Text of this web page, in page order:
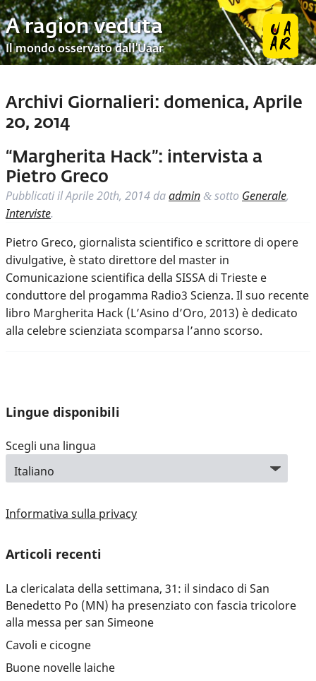
A ragion veduta
Il mondo osservato dall’Uaar
Archivi Giornalieri: domenica, Aprile
20, 2014
“Margherita Hack”: intervista a
Pietro Greco
Pubblicati ilAprile 20th, 2014 daadmin & sotto Generale,
Interviste.
Pietro Greco, giornalista scientifico e scrittore di opere
divulgative, è stato direttore del master in
Comunicazione scientifica della SISSA di Trieste e
conduttore del progamma Radio3 Scienza. Il suo recente
libro Margherita Hack (L’Asino d’Oro, 2013) è dedicato
alla celebre scienziata scomparsa l’anno scorso.
Lingue disponibili
Scegli una lingua
Informativa sulla privacy
Articoli recenti
La clericalata della settimana, 31: il sindaco di San
Benedetto Po (MN) ha presenziato con fascia tricolore
alla messa per san Simeone
Cavoli e cicogne
Buone novelle laiche